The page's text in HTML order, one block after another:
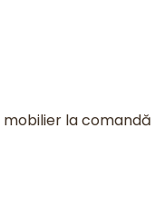
mobilier la comandă